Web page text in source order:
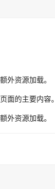
外资源加载。
面的主要内容。
外资源加载。